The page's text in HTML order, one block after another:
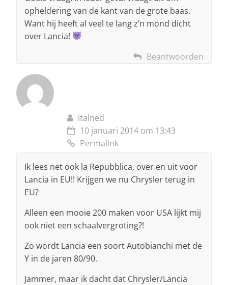
opheldering van de kant van de grote baas.
Want hij heeft al veel te lang z’n mond dicht
over Lancia!
Beantwoorden
italned
10 januari 2014 om 13:43
Permalink
Ik lees net ook la Repubblica, over en uit voor
Lancia in EU!! Krijgen we nu Chrysler terug in
EU?
Alleen een mooie 200 maken voor USA lijkt mij
ook niet een schaalvergroting?!
Zo wordt Lancia een soort Autobianchi met de
Y in de jaren 80/90.
Jammer, maar ik dacht dat Chrysler/Lancia